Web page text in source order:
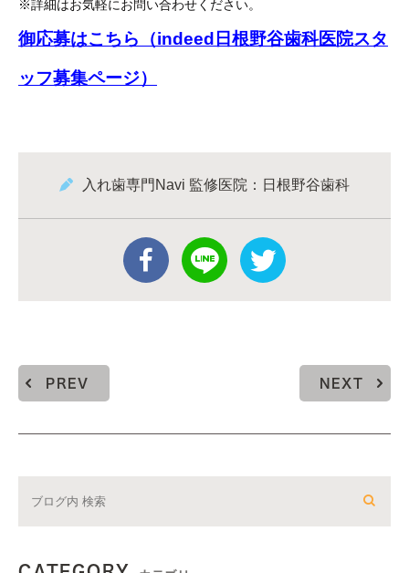
※詳細はお気軽にお問い合わせください。
御応募はこちら（indeed日根野谷歯科医院スタ
ッフ募集ページ）
入れ歯専門Navi 監修医院：日根野谷歯科
PREV NEXT